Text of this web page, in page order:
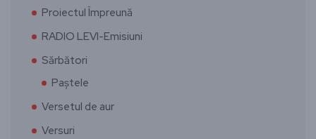
Proiectul Împreună
RADIO LEVI-Emisiuni
Sărbători
Paștele
Versetul de aur
Versuri